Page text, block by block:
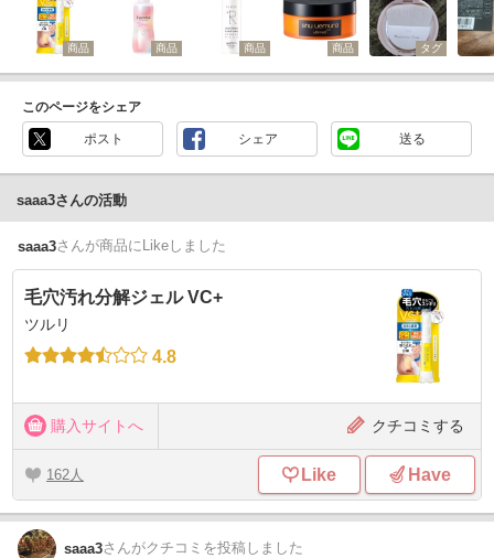
商品 商品 商品 商品 タグ
このページをシェア
ポスト シェア 送る
saaa3さんの活動
saaa3さんが商品にLikeしました
毛穴汚れ分解ジェル VC+
ツルリ
4.8
購入サイトへ クチコミする
162 Like Have
saaa3さんがクチコミを投稿しました